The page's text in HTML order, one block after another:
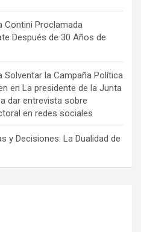
Contini Proclamada
Después de 30 Años de
Solventar la Campaña Política
en La presidente de la Junta
dar entrevista sobre
en redes sociales
y Decisiones: La Dualidad de